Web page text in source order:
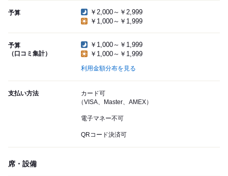
予算
￥2,000～￥2,999
￥1,000～￥1,999
予算
（口コミ集計）
￥1,000～￥1,999
￥1,000～￥1,999
利用金額分布を見る
支払い方法
カード可
（VISA、Master、AMEX）
電子マネー不可
QRコード決済可
席・設備